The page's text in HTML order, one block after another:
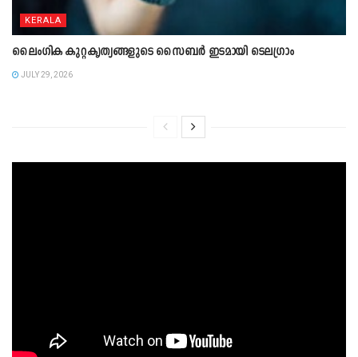
KERALA
ലൈംഗിക കുറ്റകൃത്യങ്ങളുടെ സൈബർ ഇടമായി ടെലഗ്രാം
JULY 29, 2026